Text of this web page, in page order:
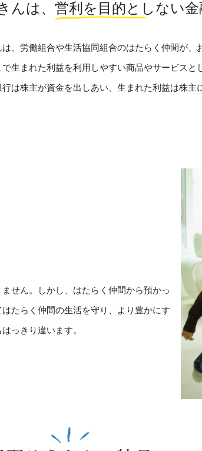
んは、 営利を目的としない金
は、労働組合や生活協同組合のはたらく仲間が
生まれた利益を利用しやすい商品やサービスと
は株主が資金を出しあい、生まれた利益は株主
せん。しかし、はたらく仲間から預かっ
たらく仲間の生活を守り、より豊かにす
っきり違います。